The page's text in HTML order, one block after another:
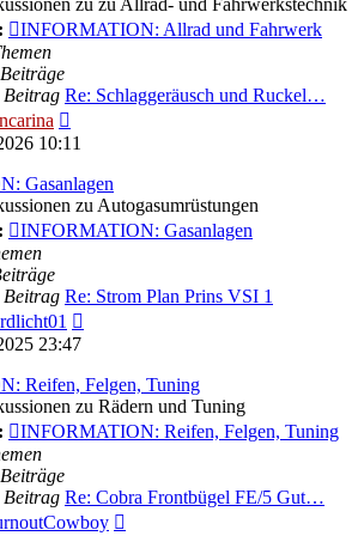
zu zu Allrad- und Fahrwerkstechnik
INFORMATION: Allrad und Fahrwerk
Beiträge
Beitrag Re: Schlaggeräusch und Ruckel…
Beitrag
10:11
Gasanlagen
zu Autogasumrüstungen
INFORMATION: Gasanlagen
Beitrag Re: Strom Plan Prins VSI 1
23:47
Reifen, Felgen, Tuning
zu Rädern und Tuning
INFORMATION: Reifen, Felgen, Tuning
Beiträge
Beitrag Re: Cobra Frontbügel FE/5 Gut…